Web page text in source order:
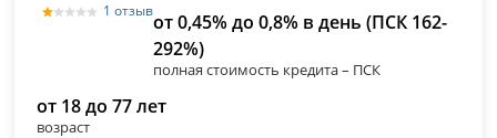
1 отзывот 0,45% до 0,8% в день (ПСК 162-
292%)
полная стоимость кредита – ПСК
от 18 до 77 лет
возраст